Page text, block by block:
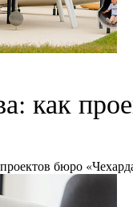
как
бюро